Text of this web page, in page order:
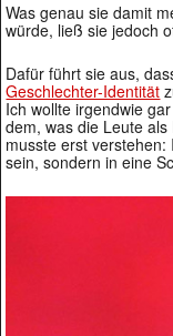
Was genau sie damit
würde, ließ sie jedoch
Dafür führt sie aus,
Geschlechter-Identität
Ich wollte irgendwie
dem, was die Leute
musste erst
sein, sondern in eine